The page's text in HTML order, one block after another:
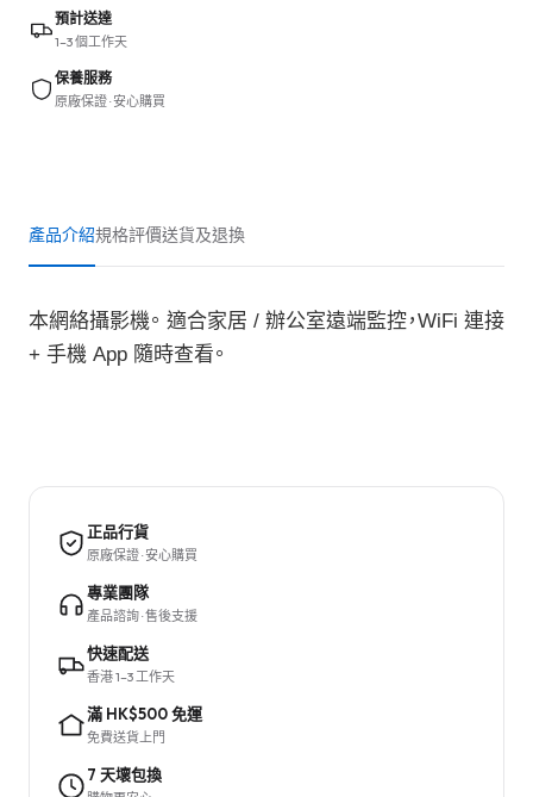
預計送達
1–3 個工作天
保養服務
原廠保證 · 安心購買
產品介紹規格評價送貨及退換
本網絡攝影機。 適合家居 / 辦公室遠端監控，WiFi 連接
+ 手機 App 隨時查看。
正品行貨
原廠保證 · 安心購買
專業團隊
產品諮詢 · 售後支援
快速配送
香港 1–3 工作天
滿 HK$500 免運
免費送貨上門
7 天壞包換